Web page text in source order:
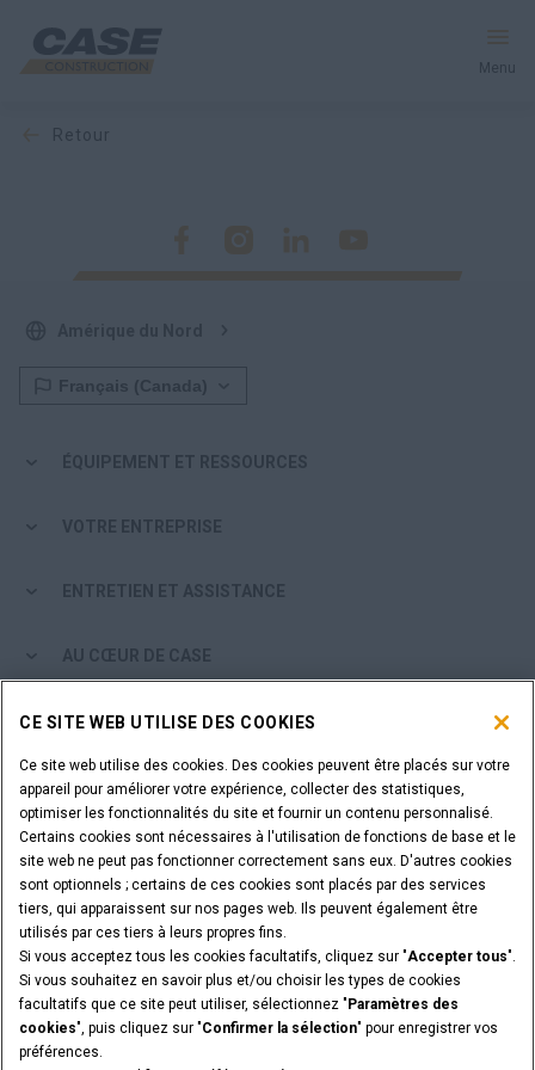
Menu
retour
ÉQUIPEMENT ET RESSOURCES
VOTRE ENTREPRISE
ENTRETIEN ET ASSISTANCE
AU CŒUR DE CASE
PARCOURIR LES PRODUITS CASE
ÊTES-VOUS CONCESSIONNAIRE?
SE CONNECTER
VOULEZ-VOUS DEVENIR CONCESSIONNAIRE?
SOUMETTEZ VOTRE DEMANDE
Annonces légales
CE SITE WEB UTILISE DES COOKIES
Ce site web utilise des cookies. Des cookies peuvent être placés sur votre
appareil pour améliorer votre expérience, collecter des statistiques,
optimiser les fonctionnalités du site et fournir un contenu personnalisé.
Certains cookies sont nécessaires à l'utilisation de fonctions de base et le
site web ne peut pas fonctionner correctement sans eux. D'autres cookies
sont optionnels ; certains de ces cookies sont placés par des services
tiers, qui apparaissent sur nos pages web. Ils peuvent également être
utilisés par ces tiers à leurs propres fins.
Si vous acceptez tous les cookies facultatifs, cliquez sur "Accepter tous".
Si vous souhaitez en savoir plus et/ou choisir les types de cookies
facultatifs que ce site peut utiliser, sélectionnez " Paramètres des
cookies", puis cliquez sur "Confirmer la sélection" pour enregistrer vos
préférences.